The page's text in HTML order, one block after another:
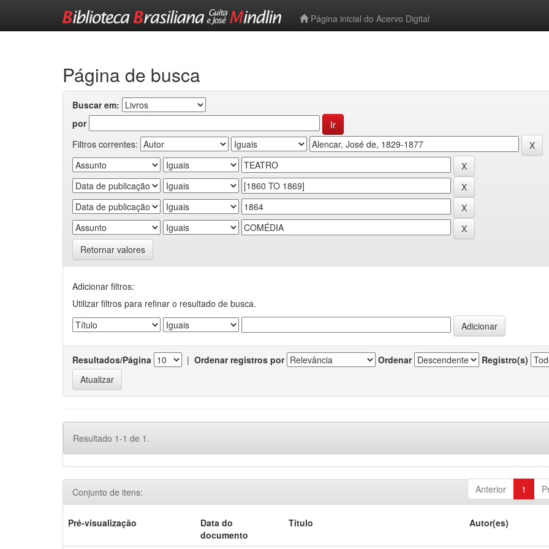
Página inicial do Acervo Digital
Página de busca
Buscar em:
por
Filtros correntes:
Retornar valores
Adicionar filtros:
Utilizar filtros para refinar o resultado de busca.
Resultados/Página | Ordenar registros por Ordenar Registro(s)
Resultado 1-1 de 1.
Anterior 1
Conjunto de itens:
Pré-visualização
Data do
documento
Título Autor(es)